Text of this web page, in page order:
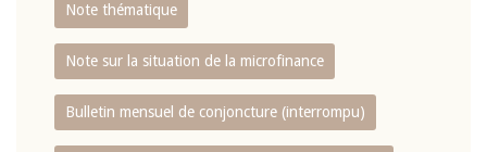
Note thématique
Note sur la situation de la microfinance
Bulletin mensuel de conjoncture (interrompu)